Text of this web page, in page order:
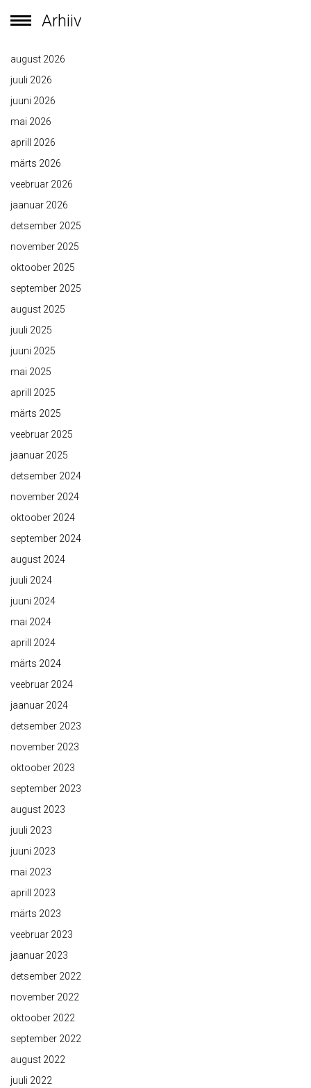
Arhiiv
august 2026
juuli 2026
juuni 2026
mai 2026
aprill 2026
märts 2026
veebruar 2026
jaanuar 2026
detsember 2025
november 2025
oktoober 2025
september 2025
august 2025
juuli 2025
juuni 2025
mai 2025
aprill 2025
märts 2025
veebruar 2025
jaanuar 2025
detsember 2024
november 2024
oktoober 2024
september 2024
august 2024
juuli 2024
juuni 2024
mai 2024
aprill 2024
märts 2024
veebruar 2024
jaanuar 2024
detsember 2023
november 2023
oktoober 2023
september 2023
august 2023
juuli 2023
juuni 2023
mai 2023
aprill 2023
märts 2023
veebruar 2023
jaanuar 2023
detsember 2022
november 2022
oktoober 2022
september 2022
august 2022
juuli 2022